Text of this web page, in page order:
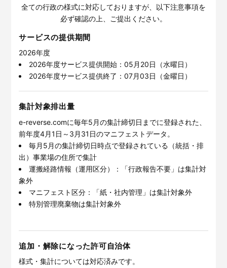
全ての行政の様式に対応しておりますが、以下注意事項を
必ず確認の上、ご提出ください。
サービスの提供期間
2026年度
2026年度サービス提供開始：05月20日（水曜日）
2026年度サービス提供終了：07月03日（金曜日）
集計対象排出量
e-reverse.comに毎年5月の集計締切日までに登録された、
前年度4月1日～3月31日のマニフェストデータ。
毎月5月の集計締切日時点で登録されている（統括・排
出）事業場の住所で集計
運搬経路情報（運用区分）：「行政報告不要」は集計対
象外
マニフェスト区分：「紙・社内管理」は集計対象外
特別管理廃棄物は集計対象外
追加・解除になった許可自治体
様式・集計については対応済みです。